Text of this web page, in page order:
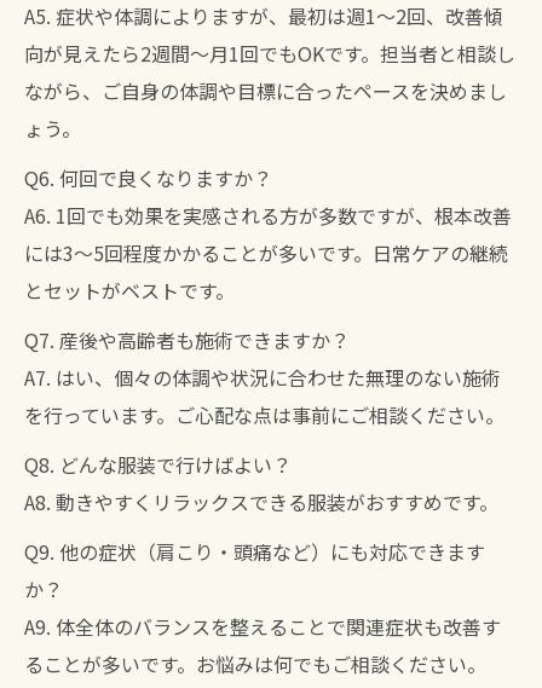
A5. 症状や体調によりますが、最初は週1～2回、改善傾
向が見えたら2週間～月1回でもOKです。担当者と相談し
ながら、ご自身の体調や目標に合ったペースを決めまし
ょう。
Q6. 何回で良くなりますか？
A6. 1回でも効果を実感される方が多数ですが、根本改善
には3～5回程度かかることが多いです。日常ケアの継続
とセットがベストです。
Q7. 産後や高齢者も施術できますか？
A7. はい、個々の体調や状況に合わせた無理のない施術
を行っています。ご心配な点は事前にご相談ください。
Q8. どんな服装で行けばよい？
A8. 動きやすくリラックスできる服装がおすすめです。
Q9. 他の症状（肩こり・頭痛など）にも対応できます
か？
A9. 体全体のバランスを整えることで関連症状も改善す
ることが多いです。お悩みは何でもご相談ください。